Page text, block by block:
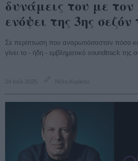
δυνάμεις του με
ενόψει της 3ης
Σε περίπτωση που αναρωτιόσασταν πόσο
γίνει το - ήδη - εμβληματικό soundtrack της
24 Ιούλ 2025 Νέλη Κυρίκου